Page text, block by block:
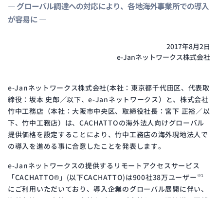
経営
陣紹
沿革
Cycle
開発
サイ
制
Public
Notice
公示
Certification
認証
― グローバル調達への対応により、各地海外事業所での導入
が容易に ―
2017年8月2日
e-Janネットワークス株式会社
e-Janネットワークス株式会社(本社：東京都千代田区、代表取
締役：坂本 史郎／以下、e-Janネットワークス）と、株式会社
竹中工務店（本社：大阪市中央区、取締役社長：宮下 正裕／以
下、竹中工務店）は、CACHATTOの海外法人向けグローバル
提供価格を設定することにより、竹中工務店の海外現地法人で
の導入を進める事に合意したことを発表します。
e-Janネットワークスの提供するリモートアクセスサービス
「CACHATTO®」(以下CACHATTO)は900社38万ユーザー ※1
にご利用いただいており、導入企業のグローバル展開に伴い、